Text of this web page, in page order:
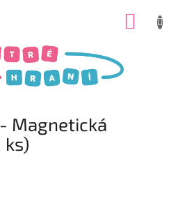
Magnetická
ks)